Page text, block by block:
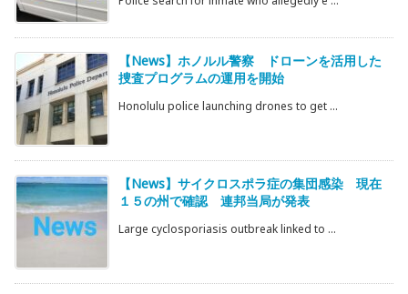
【News】ホノルル警察 ドローンを活用した
捜査プログラムの運用を開始
Honolulu police launching drones to get ...
【News】サイクロスポラ症の集団感染 現在
１５の州で確認 連邦当局が発表
Large cyclosporiasis outbreak linked to ...